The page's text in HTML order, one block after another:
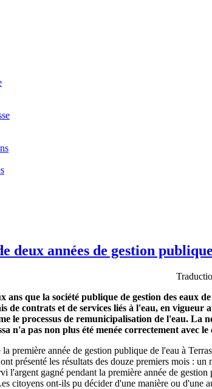
deux années de gestion
ans que la société publique de gestion des
de contrats et de services liés à l'eau, en
le processus de remunicipalisation de l'eau.
n'a pas non plus été menée correctement avec
première année de gestion publique de l'eau à
présenté les résultats des douze premiers mois :
l'argent gagné pendant la première année de
citoyens ont-ils pu décider d'une manière ou d'une